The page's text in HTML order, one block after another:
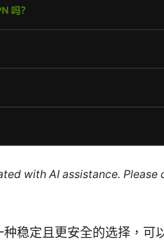
with AI assistance.
稳定且更安全的选择，可